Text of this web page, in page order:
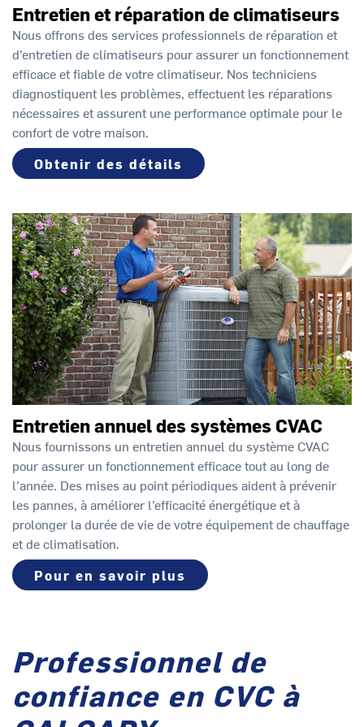
Entretien et réparation de climatiseurs
Nous offrons des services professionnels de réparation et
d’entretien de climatiseurs pour assurer un fonctionnement
efficace et fiable de votre climatiseur. Nos techniciens
diagnostiquent les problèmes, effectuent les réparations
nécessaires et assurent une performance optimale pour le
confort de votre maison.
Obtenir des détails
Entretien annuel des systèmes CVAC
Nous fournissons un entretien annuel du système CVAC
pour assurer un fonctionnement efficace tout au long de
l’année. Des mises au point périodiques aident à prévenir
les pannes, à améliorer l’efficacité énergétique et à
prolonger la durée de vie de votre équipement de chauffage
et de climatisation.
Pour en savoir plus
Professionnel de
confiance en CVC à